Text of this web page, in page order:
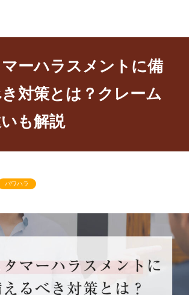
ーハラスメントに備
対策とは？クレーム
も解説
パワハラ